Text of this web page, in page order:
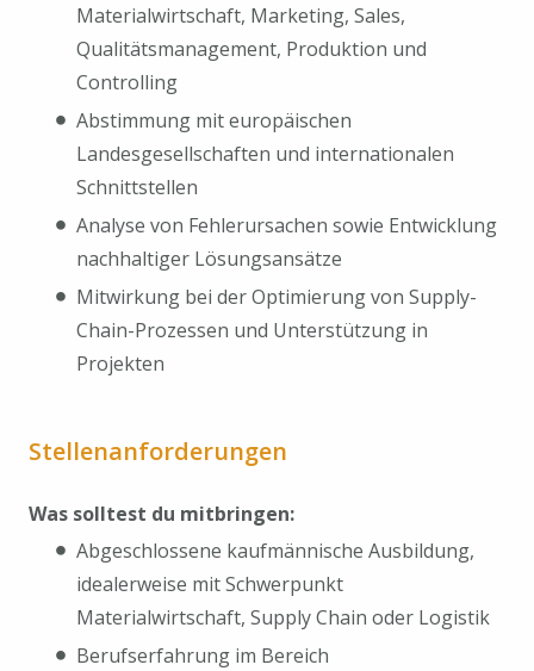
Materialwirtschaft, Marketing, Sales,
Qualitätsmanagement, Produktion und
Controlling
Abstimmung mit europäischen
Landesgesellschaften und internationalen
Schnittstellen
Analyse von Fehlerursachen sowie Entwicklung
nachhaltiger Lösungsansätze
Mitwirkung bei der Optimierung von Supply-
Chain-Prozessen und Unterstützung in
Projekten
Stellenanforderungen
Was solltest du mitbringen:
Abgeschlossene kaufmännische Ausbildung,
idealerweise mit Schwerpunkt
Materialwirtschaft, Supply Chain oder Logistik
Berufserfahrung im Bereich